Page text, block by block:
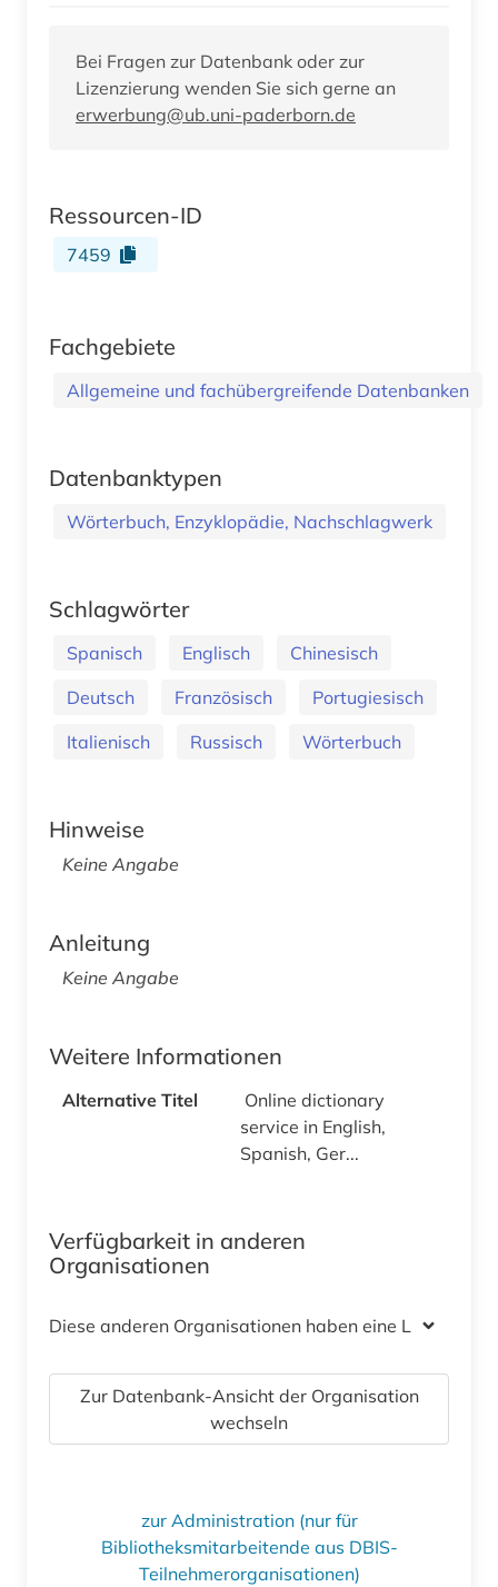
Bei Fragen zur Datenbank oder zur
Lizenzierung wenden Sie sich gerne an
erwerbung@ub.uni-paderborn.de
Ressourcen-ID
7459
Fachgebiete
Allgemeine und fachübergreifende Datenbanken
Datenbanktypen
Wörterbuch, Enzyklopädie, Nachschlagwerk
Schlagwörter
Spanisch Englisch
Chinesisch
Deutsch
Französisch
Portugiesisch
Italienisch
Russisch Wörterbuch
Hinweise
Keine Angabe
Anleitung
Keine Angabe
Weitere Informationen
Alternative Titel
Online dictionary
service in English,
Spanish, Ger...
Verfügbarkeit in anderen
Organisationen
Diese anderen Organisationen haben eine Lizenz
Zur Datenbank-Ansicht der Organisation
wechseln
zur Administration (nur für
Bibliotheksmitarbeitende aus DBIS-
Teilnehmerorganisationen)